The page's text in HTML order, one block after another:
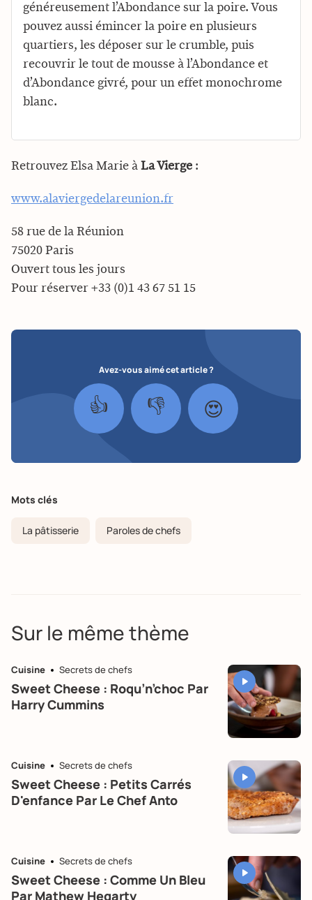
généreusement l’Abondance sur la poire. Vous
pouvez aussi émincer la poire en plusieurs
quartiers, les déposer sur le crumble, puis
recouvrir le tout de mousse à l’Abondance et
d’Abondance givré, pour un effet monochrome
blanc.
Retrouvez Elsa Marie à La Vierge :
www.alaviergedelareunion.fr
58 rue de la Réunion
75020 Paris
Ouvert tous les jours
Pour réserver +33 (0)1 43 67 51 15
Avez-vous aimé cet article ?
👍 👎 😍
Mots clés
La pâtisserie Paroles de chefs
Sur le même thème
Cuisine Secrets de chefs
Sweet Cheese : Roqu’n’choc Par
Harry Cummins
Cuisine Secrets de chefs
Sweet Cheese : Petits Carrés
D'enfance Par Le Chef Anto
Cuisine Secrets de chefs
Sweet Cheese : Comme Un Bleu
Par Mathew Hegarty